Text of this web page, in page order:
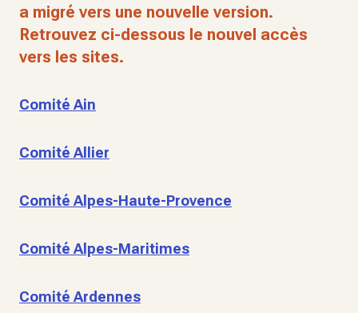
a migré vers une nouvelle version.
Retrouvez ci-dessous le nouvel accès
vers les sites.
Comité Ain
Comité Allier
Comité Alpes-Haute-Provence
Comité Alpes-Maritimes
Comité Ardennes